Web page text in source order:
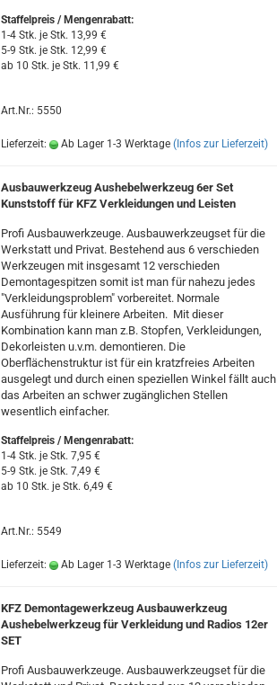
Staffelpreis / Mengenrabatt:
1-4 Stk. je Stk. 13,99 €
5-9 Stk. je Stk. 12,99 €
ab 10 Stk. je Stk. 11,99 €
Art.Nr.: 5550
Lieferzeit: Ab Lager 1-3 Werktage (Infos zur Lieferzeit)
Ausbauwerkzeug Aushebelwerkzeug 6er Set
Kunststoff für KFZ Verkleidungen und Leisten
Profi Ausbauwerkzeuge. Ausbauwerkzeugset für die
Werkstatt und Privat. Bestehend aus 6 verschieden
Werkzeugen mit insgesamt 12 verschieden
Demontagespitzen somit ist man für nahezu jedes
"Verkleidungsproblem" vorbereitet. Normale
Ausführung für kleinere Arbeiten. Mit dieser
Kombination kann man z.B. Stopfen, Verkleidungen,
Dekorleisten u.v.m. demontieren. Die
Oberflächenstruktur ist für ein kratzfreies Arbeiten
ausgelegt und durch einen speziellen Winkel fällt auch
das Arbeiten an schwer zugänglichen Stellen
wesentlich einfacher.
Staffelpreis / Mengenrabatt:
1-4 Stk. je Stk. 7,95 €
5-9 Stk. je Stk. 7,49 €
ab 10 Stk. je Stk. 6,49 €
Art.Nr.: 5549
Lieferzeit: Ab Lager 1-3 Werktage (Infos zur Lieferzeit)
KFZ Demontagewerkzeug Ausbauwerkzeug
Aushebelwerkzeug für Verkleidung und Radios 12er
SET
Profi Ausbauwerkzeuge. Ausbauwerkzeugset für die